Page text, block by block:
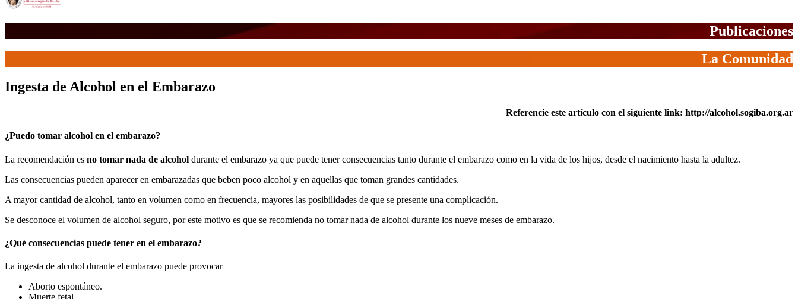
Publicaciones
La Comunidad
Ingesta de Alcohol en el Embarazo
Referencie este artículo con el siguiente link: http://alcohol.sogiba.org.ar
¿Puedo tomar alcohol en el embarazo?
La recomendación es no tomar nada de alcohol durante el embarazo ya que puede tener consecuencias tanto durante el embarazo como en la vida de los hijos, desde el nacimiento hasta la adultez.
Las consecuencias pueden aparecer en embarazadas que beben poco alcohol y en aquellas que toman grandes cantidades.
A mayor cantidad de alcohol, tanto en volumen como en frecuencia, mayores las posibilidades de que se presente una complicación.
Se desconoce el volumen de alcohol seguro, por este motivo es que se recomienda no tomar nada de alcohol durante los nueve meses de embarazo.
¿Qué consecuencias puede tener en el embarazo?
La ingesta de alcohol durante el embarazo puede provocar
Aborto espontáneo.
Muerte fetal.